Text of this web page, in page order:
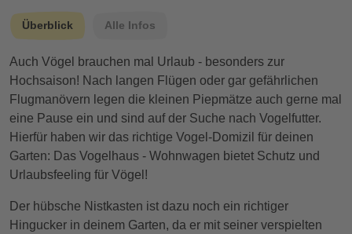
Überblick Alle Infos
Auch Vögel brauchen mal Urlaub - besonders zur
Hochsaison! Nach langen Flügen oder gar gefährlichen
Flugmanövern legen die kleinen Piepmätze auch gerne mal
eine Pause ein und sind auf der Suche nach Vogelfutter.
Hierfür haben wir das richtige Vogel-Domizil für deinen
Garten: Das Vogelhaus - Wohnwagen bietet Schutz und
Urlaubsfeeling für Vögel!
Der hübsche Nistkasten ist dazu noch ein richtiger
Hingucker in deinem Garten, da er mit seiner verspielten